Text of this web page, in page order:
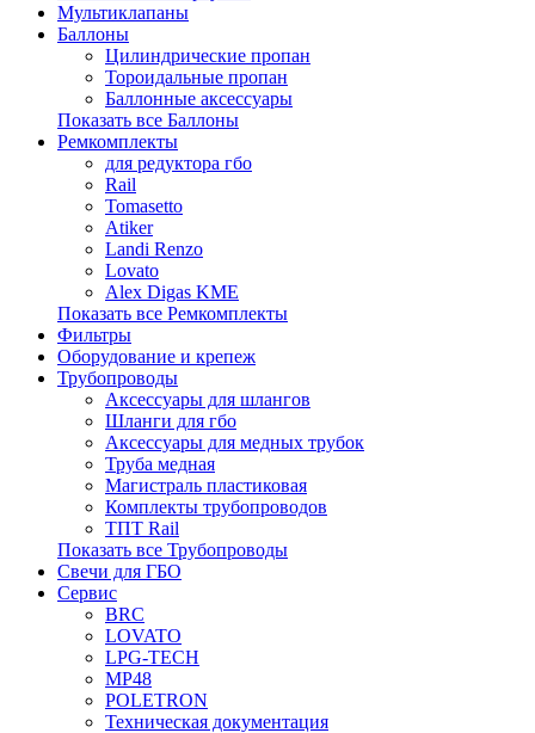
Мультиклапаны
Баллоны
Цилиндрические пропан
Тороидальные пропан
Баллонные аксессуары
Показать все Баллоны
Ремкомплекты
для редуктора гбо
Rail
Tomasetto
Atiker
Landi Renzo
Lovato
Alex Digas KME
Показать все Ремкомплекты
Фильтры
Оборудование и крепеж
Трубопроводы
Аксессуары для шлангов
Шланги для гбо
Аксессуары для медных трубок
Труба медная
Магистраль пластиковая
Комплекты трубопроводов
ТПТ Rail
Показать все Трубопроводы
Свечи для ГБО
Сервис
BRC
LOVATO
LPG-TECH
MP48
POLETRON
Техническая документация